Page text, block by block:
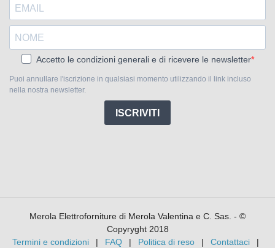
Accetto le condizioni generali e di ricevere le newsletter
Puoi annullare l'iscrizione in qualsiasi momento utilizzando il link incluso
nella nostra newsletter.
ISCRIVITI
Merola Elettroforniture di Merola Valentina e C. Sas. - ©
Copyryght 2018
Termini e condizioni
FAQ Politica di reso Contattaci